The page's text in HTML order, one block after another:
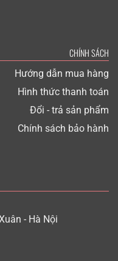
CHÍNH SÁCH
Hướng dẫn mua hàng
Hình thức thanh toán
Đổi - trả sản phẩm
Chính sách bảo hành
- Hà Nội